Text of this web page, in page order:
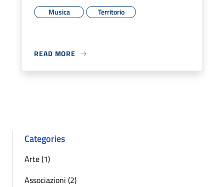
Musica
Territorio
READ MORE
Categories
Arte (1)
Associazioni (2)